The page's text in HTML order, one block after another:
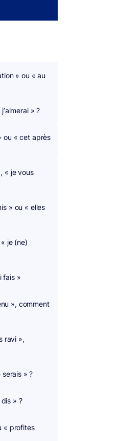
» ou « au
» ?
ou « cet après
« je vous
» ou « elles
je (ne)
fais »
», comment
ravi »,
» ?
dis » ?
« profites